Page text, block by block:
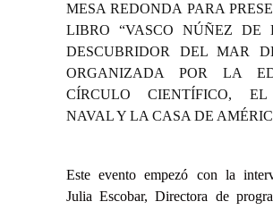
MESA REDONDA PARA
LIBRO “VASCO NÚÑEZ DE
DESCUBRIDOR DEL MAR
ORGANIZADA POR LA
CÍRCULO CIENTÍFICO, EL
NAVAL Y LA CASA DE
Este evento empezó con la
Julia Escobar, Directora de